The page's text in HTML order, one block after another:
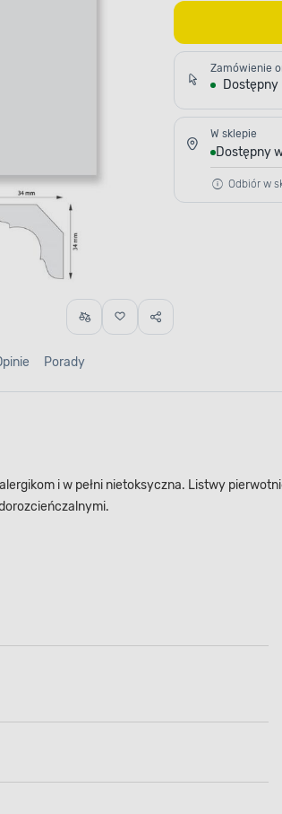
Zamówienie
Dostępny
W sklepie
Dostępny
Odbiór w
Porady
i w pełni nietoksyczna. Listwy